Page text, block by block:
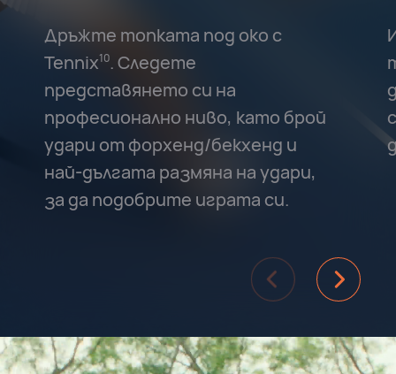
Дръжте топката под око с
Tennix⁠10. Следете
представянето си на
професионално ниво, като брой
удари от форхенд/бекхенд и
най-дългата размяна на удари,
за да подобрите играта си.